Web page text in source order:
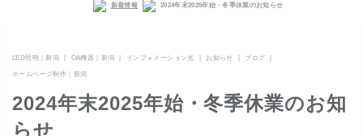
新着情報 2024年末2025年始・冬季休業のお知らせ
LED照明｜新潟 OA機器｜新潟 インフォメーション光 お知らせ ブログ
ホームページ制作｜新潟
2024年末2025年始・冬季休業のお知
らせ